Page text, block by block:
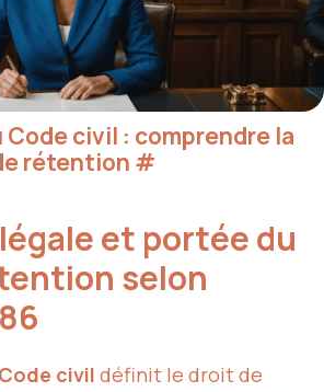
civil : comprendre la
rétention #
et portée du
selon
civil définit le droit de